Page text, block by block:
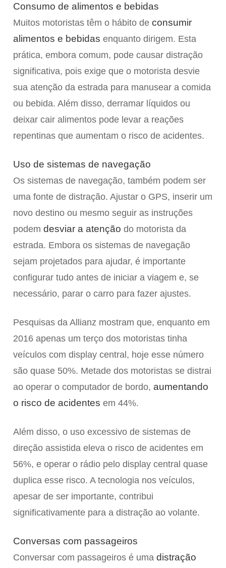
Consumo de alimentos e bebidas
Muitos motoristas têm o hábito de consumir
alimentos e bebidas enquanto dirigem. Esta
prática, embora comum, pode causar distração
significativa, pois exige que o motorista desvie
sua atenção da estrada para manusear a comida
ou bebida. Além disso, derramar líquidos ou
deixar cair alimentos pode levar a reações
repentinas que aumentam o risco de acidentes.
Uso de sistemas de navegação
Os sistemas de navegação, também podem ser
uma fonte de distração. Ajustar o GPS, inserir um
novo destino ou mesmo seguir as instruções
podem desviar a atenção do motorista da
estrada. Embora os sistemas de navegação
sejam projetados para ajudar, é importante
configurar tudo antes de iniciar a viagem e, se
necessário, parar o carro para fazer ajustes.
Pesquisas da Allianz mostram que, enquanto em
2016 apenas um terço dos motoristas tinha
veículos com display central, hoje esse número
são quase 50%. Metade dos motoristas se distrai
ao operar o computador de bordo, aumentando
o risco de acidentes em 44%.
Além disso, o uso excessivo de sistemas de
direção assistida eleva o risco de acidentes em
56%, e operar o rádio pelo display central quase
duplica esse risco. A tecnologia nos veículos,
apesar de ser importante, contribui
significativamente para a distração ao volante.
Conversas com passageiros
Conversar com passageiros é uma distração